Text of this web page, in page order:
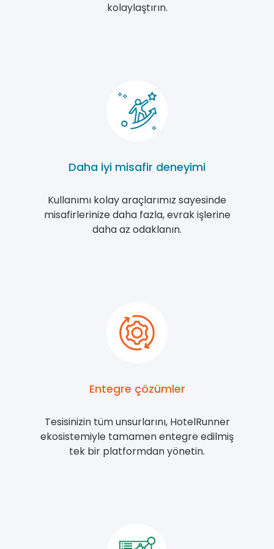
kolaylaştırın.
Daha iyi misafir deneyimi
Kullanımı kolay araçlarımız sayesinde
misafirlerinize daha fazla, evrak işlerine
daha az odaklanın.
Entegre çözümler
Tesisinizin tüm unsurlarını, HotelRunner
ekosistemiyle tamamen entegre edilmiş
tek bir platformdan yönetin.